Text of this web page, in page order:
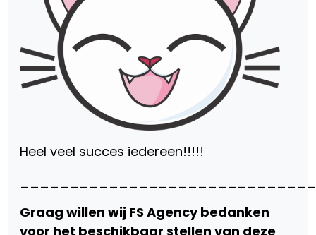
Heel veel succes iedereen!!!!!
Graag willen wij FS Agency bedanken
voor het beschikbaar stellen van deze